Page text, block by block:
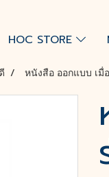
HOC STORE
หนังสือ ออกแบบ เ